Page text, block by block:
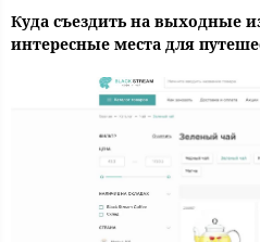
Куда съездить на выходные
интересные места для